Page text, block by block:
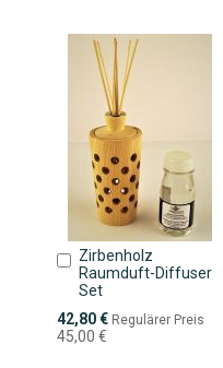
Zirbenholz
Raumduft-Diffuser
Set
Sonderpreis
42,80 € Regulärer Preis
45,00 €
In
den
Warenkorb